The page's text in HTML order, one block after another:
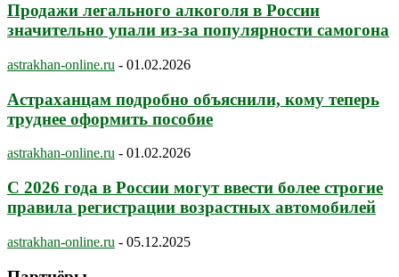
Продажи легального алкоголя в России
значительно упали из-за популярности самогона
astrakhan-online.ru - 01.02.2026
Астраханцам подробно объяснили, кому теперь
труднее оформить пособие
astrakhan-online.ru - 01.02.2026
С 2026 года в России могут ввести более строгие
правила регистрации возрастных автомобилей
astrakhan-online.ru - 05.12.2025